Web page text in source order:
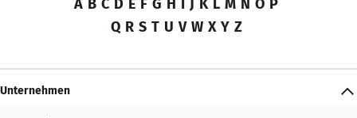
A B C D E F G H I J K L M N O P
Q R S T U V W X Y Z
Unternehmen